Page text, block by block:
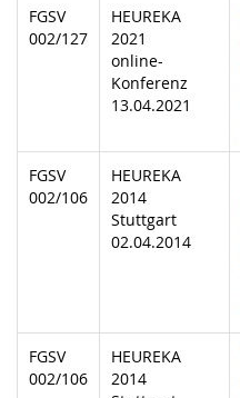
FGSV
002/127
HEUREKA
2021
online-
Konferenz
13.04.2021
FGSV
002/106
HEUREKA
2014
Stuttgart
02.04.2014
FGSV
002/106
HEUREKA
2014